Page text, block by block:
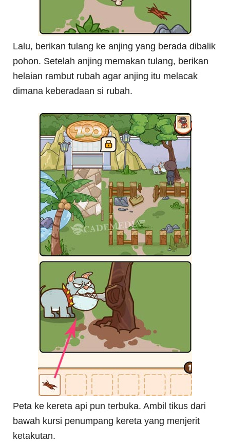
Lalu, berikan tulang ke anjing yang berada dibalik
pohon. Setelah anjing memakan tulang, berikan
helaian rambut rubah agar anjing itu melacak
dimana keberadaan si rubah.
Peta ke kereta api pun terbuka. Ambil tikus dari
bawah kursi penumpang kereta yang menjerit
ketakutan.